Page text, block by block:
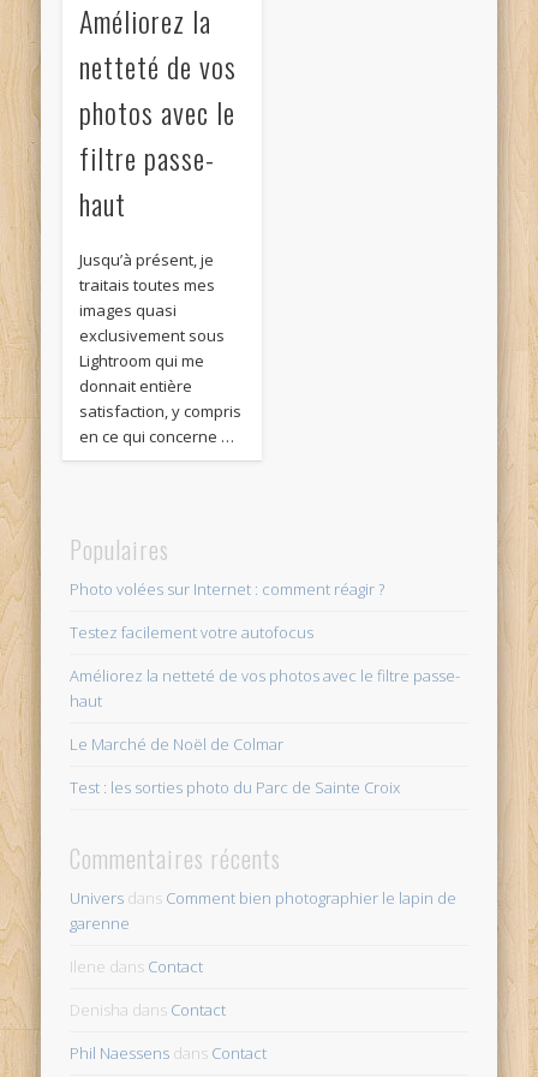
Améliorez la
netteté de vos
photos avec le
filtre passe-
haut
Jusqu’à présent, je
traitais toutes mes
images quasi
exclusivement sous
Lightroom qui me
donnait entière
satisfaction, y compris
en ce qui concerne …
Populaires
Photo volées sur Internet : comment réagir ?
Testez facilement votre autofocus
Améliorez la netteté de vos photos avec le filtre passe-
haut
Le Marché de Noël de Colmar
Test : les sorties photo du Parc de Sainte Croix
Commentaires récents
Univers dans Comment bien photographier le lapin de
garenne
Ilene dans Contact
Denisha dans Contact
Phil Naessens dans Contact